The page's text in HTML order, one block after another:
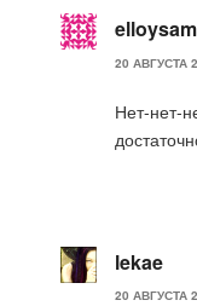
20 АВГУСТА
Нет-нет-
lekae
20 АВГУСТА